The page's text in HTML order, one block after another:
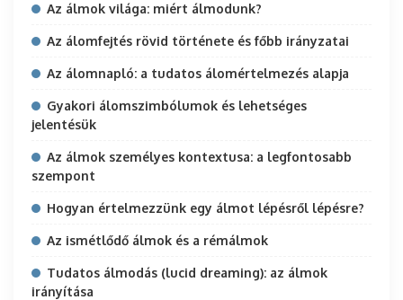
Az álmok világa: miért álmodunk?
Az álomfejtés rövid története és főbb irányzatai
Az álomnapló: a tudatos álomértelmezés alapja
Gyakori álomszimbólumok és lehetséges
jelentésük
Az álmok személyes kontextusa: a legfontosabb
szempont
Hogyan értelmezzünk egy álmot lépésről lépésre?
Az ismétlődő álmok és a rémálmok
Tudatos álmodás (lucid dreaming): az álmok
irányítása